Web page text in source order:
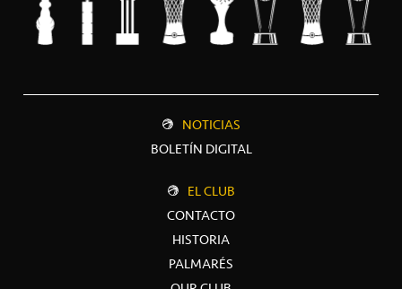
NOTICIAS
BOLETÍN DIGITAL
EL CLUB
CONTACTO
HISTORIA
PALMARÉS